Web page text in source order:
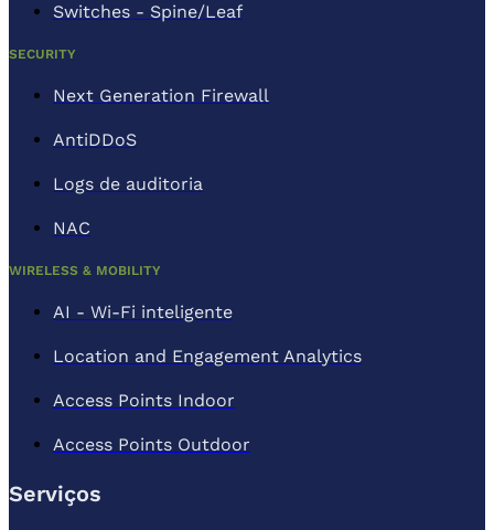
Switches - Spine/Leaf
SECURITY
Next Generation Firewall
AntiDDoS
Logs de auditoria
NAC
WIRELESS & MOBILITY
AI - Wi-Fi inteligente
Location and Engagement Analytics
Access Points Indoor
Access Points Outdoor
Serviços